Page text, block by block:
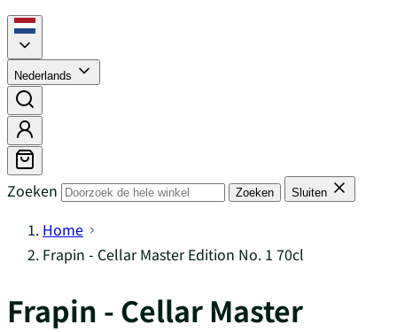
Nederlands
Zoeken Zoeken Sluiten
Home
Frapin - Cellar Master Edition No. 1 70cl
Frapin - Cellar Master